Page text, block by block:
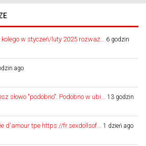
w styczeń/luty 2025 rozważ...
6 godzin
ago
słowo "podobno". Podobno w ubi...
13 godzin
d'amour tpe https://fr.sexdollsof... 1 dzień ago